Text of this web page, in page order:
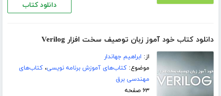
دانلود کتاب
دانلود کتاب خود آموز زبان توصیف سخت افزار Verilog
از: ابراهیم جهاندار
موضوع:کتاب‌های آموزش برنامه نویسی،کتاب‌های
مهندسی برق
۶۳ صفحه